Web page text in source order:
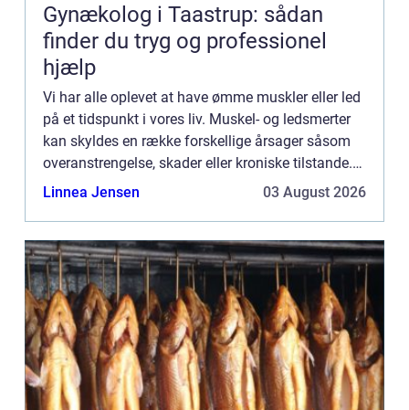
Gynækolog i Taastrup: sådan
finder du tryg og professionel
hjælp
Vi har alle oplevet at have ømme muskler eller led
på et tidspunkt i vores liv. Muskel- og ledsmerter
kan skyldes en række forskellige årsager såsom
overanstrengelse, skader eller kroniske tilstande.
Uanset årsage...
Linnea Jensen 03 August 2026